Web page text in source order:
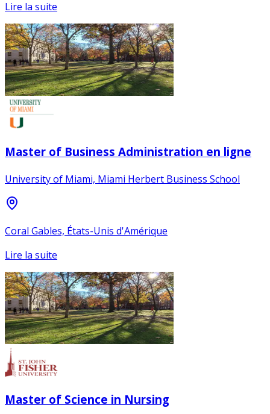
Lire la suite
Master of Business Administration en ligne
University of Miami, Miami Herbert Business School
Coral Gables, États-Unis d'Amérique
Lire la suite
Master of Science in Nursing